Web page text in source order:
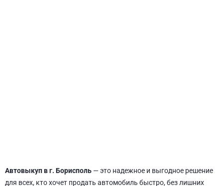
Автовыкуп в г. Борисполь — это надежное и выгодное решение
для всех, кто хочет продать автомобиль быстро, без лишних